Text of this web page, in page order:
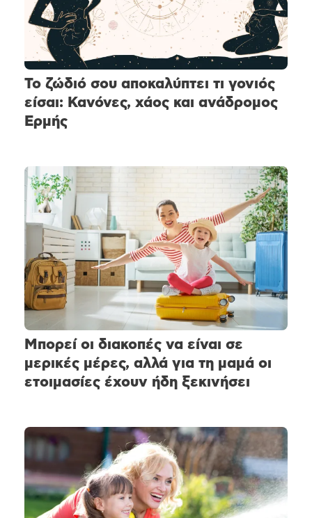
Το ζώδιό σου αποκαλύπτει τι γονιός
είσαι: Κανόνες, χάος και ανάδρομος
Ερμής
Μπορεί οι διακοπές να είναι σε
μερικές μέρες, αλλά για τη μαμά οι
ετοιμασίες έχουν ήδη ξεκινήσει